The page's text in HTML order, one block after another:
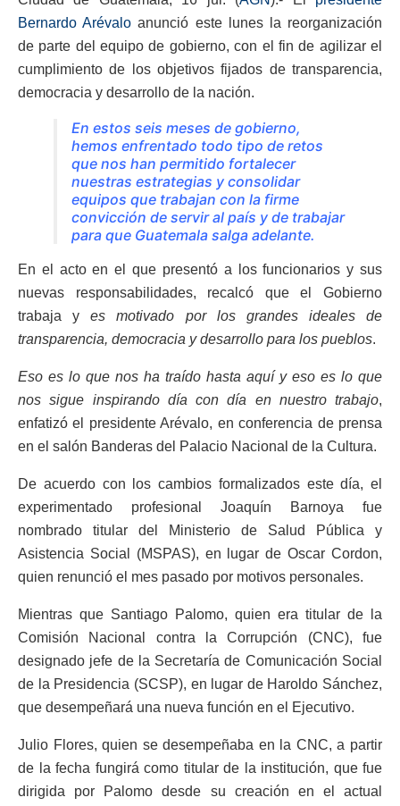
Bernardo Arévalo anunció este lunes la reorganización
de parte del equipo de gobierno, con el fin de agilizar el
cumplimiento de los objetivos fijados de transparencia,
democracia y desarrollo de la nación.
En estos seis meses de gobierno,
hemos enfrentado todo tipo de retos
que nos han permitido fortalecer
nuestras estrategias y consolidar
equipos que trabajan con la firme
convicción de servir al país y de trabajar
para que Guatemala salga adelante.
En el acto en el que presentó a los funcionarios y sus
nuevas responsabilidades, recalcó que el Gobierno
trabaja yes motivado por los grandes ideales de
transparencia, democracia y desarrollo para los pueblos.
Eso es lo que nos ha traído hasta aquí y eso es lo que
nos sigue inspirando día con día en nuestro trabajo,
enfatizó el presidente Arévalo, en conferencia de prensa
en el salón Banderas del Palacio Nacional de la Cultura.
De acuerdo con los cambios formalizados este día, el
experimentado profesional Joaquín Barnoya fue
nombrado titular del Ministerio de Salud Pública y
Asistencia Social (MSPAS), en lugar de Oscar Cordon,
quien renunció el mes pasado por motivos personales.
Mientras que Santiago Palomo, quien era titular de la
Comisión Nacional contra la Corrupción (CNC), fue
designado jefe de la Secretaría de Comunicación Social
de la Presidencia (SCSP), en lugar de Haroldo Sánchez,
que desempeñará una nueva función en el Ejecutivo.
Julio Flores, quien se desempeñaba en la CNC, a partir
de la fecha fungirá como titular de la institución, que fue
dirigida por Palomo desde su creación en el actual